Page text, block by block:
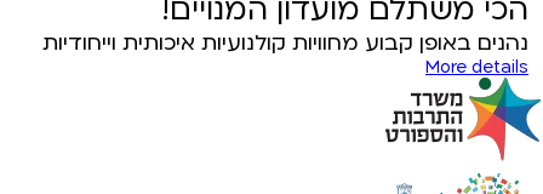
הכי משתלם מועדון המנויים!
נהנים באופן קבוע מחוויות קולנועיות איכותית וייחודיות
More details